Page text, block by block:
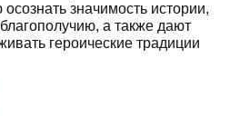
значимость истории,
а также дают
героические традиции